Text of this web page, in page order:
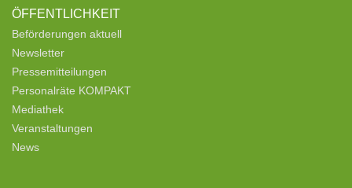
ÖFFENTLICHKEIT
Beförderungen aktuell
Newsletter
Pressemitteilungen
Personalräte KOMPAKT
Mediathek
Veranstaltungen
News